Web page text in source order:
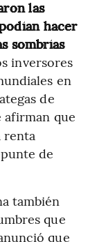
las
hacer
sombrías
inversores
en
de
afirman que
renta
de
también
que
que